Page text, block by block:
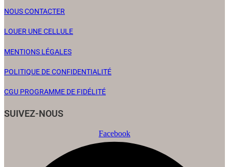
NOUS CONTACTER
LOUER UNE CELLULE
MENTIONS LÉGALES
POLITIQUE DE CONFIDENTIALITÉ
CGU PROGRAMME DE FIDÉLITÉ
SUIVEZ-NOUS
Facebook